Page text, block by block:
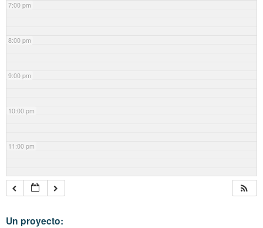
7:00 pm
8:00 pm
9:00 pm
10:00 pm
11:00 pm
Un proyecto: